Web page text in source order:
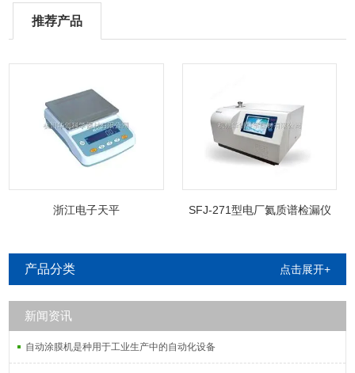
推荐产品
浙江电子天平 SFJ-271型电厂氦质谱检漏仪
产品分类 点击展开+
新闻资讯
自动涂膜机是种用于工业生产中的自动化设备